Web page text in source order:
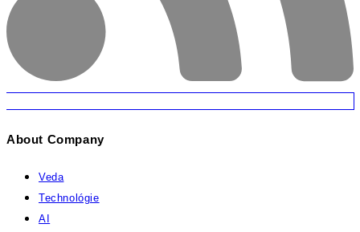
About Company
Veda
Technológie
AI